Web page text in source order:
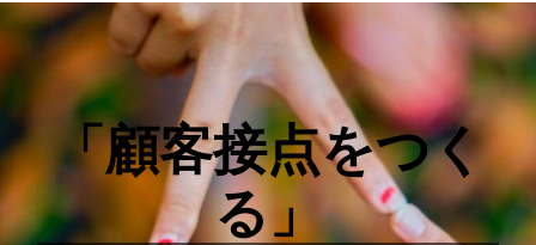
ホ
ー
ム「顧客接点をつく
る」